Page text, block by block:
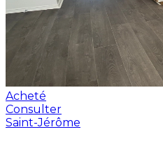
Acheté
Consulter
Saint-Jérôme